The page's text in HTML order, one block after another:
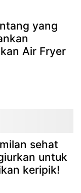
yang
Air Fryer
sehat
untuk
keripik!